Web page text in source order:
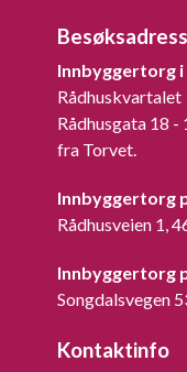
Innbyggertorg
Rådhuskvartalet
Rådhusgata 18
fra Torvet.
Innbyggertorg
Rådhusveien 1,
Innbyggertorg
Songdalsvegen
Kontaktinfo